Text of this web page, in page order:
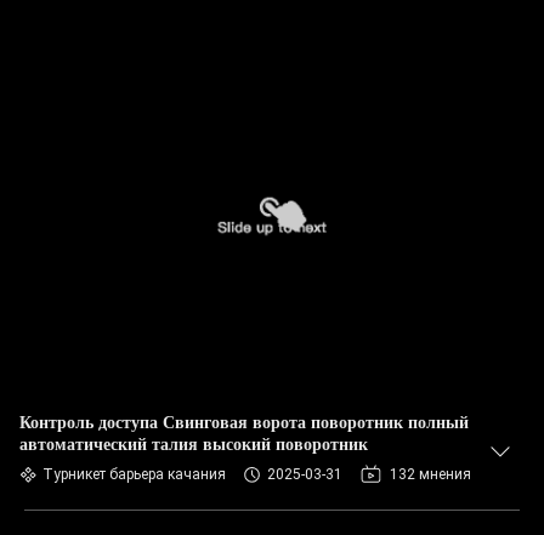
Контроль доступа Свинговая ворота поворотник полный
автоматический талия высокий поворотник
Турникет барьера качания 2025-03-31 132 мнения